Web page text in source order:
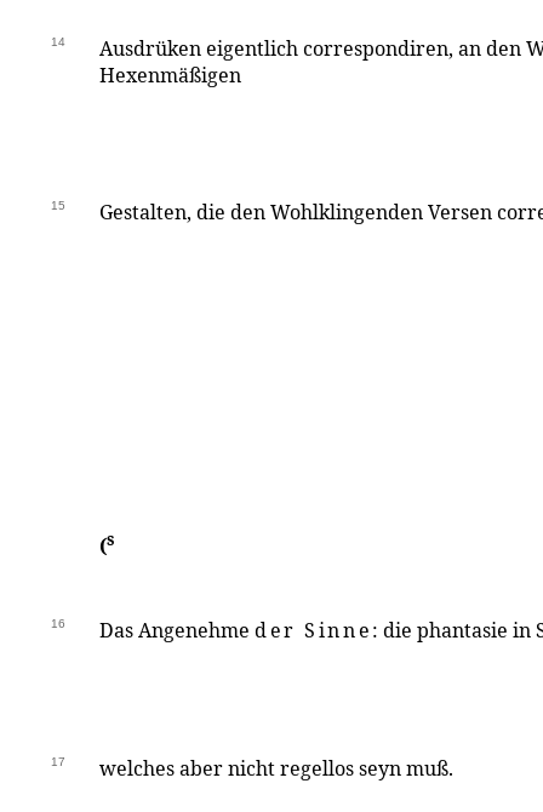
14
Ausdrüken eigentlich correspondiren, an den
Hexenmäßigen
15 Gestalten, die den Wohlklingenden Versen
(s
16 Das Angenehme der Sinne: die phantasie in
17 welches aber nicht regellos seyn muß.